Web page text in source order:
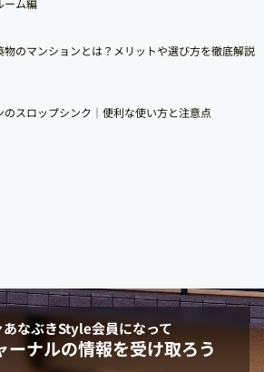
ーム編
物のマンションとは？メリットや選び方を徹底解説
のスロップシンク│便利な使い方と注意点
あなぶきStyle会員になって
ーナルの情報を受け取ろう